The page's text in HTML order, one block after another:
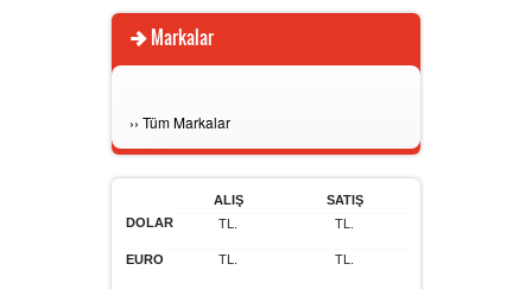
Markalar
›› Tüm Markalar
ALIŞ
SATIŞ
DOLAR
TL. TL.
EURO TL. TL.